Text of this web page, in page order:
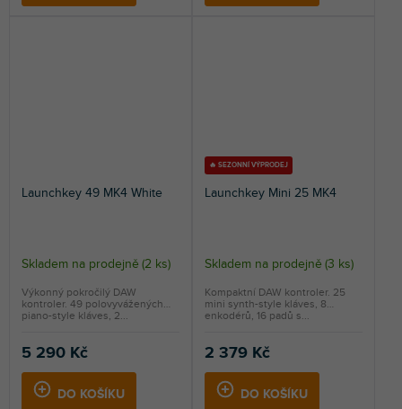
Launchkey 49 MK4 White
Skladem na prodejně (2 ks)
5 290 Kč
DO KOŠÍKU
Výkonný pokročilý DAW
kontroler. 49 polovyvážených
piano-style kláves, 2...
🔥 SEZONNÍ VÝPRODEJ
Launchkey Mini 25 MK4
Skladem na prodejně (3 ks)
2 379 Kč
DO KOŠÍKU
Kompaktní DAW kontroler. 25
mini synth-style kláves, 8
enkodérů, 16 padů s...